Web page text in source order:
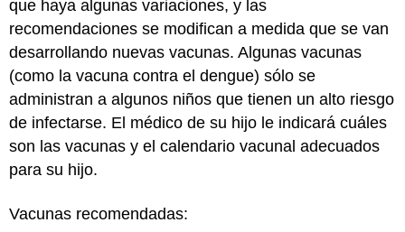
que haya algunas variaciones, y las
recomendaciones se modifican a medida que se van
desarrollando nuevas vacunas. Algunas vacunas
(como la vacuna contra el dengue) sólo se
administran a algunos niños que tienen un alto riesgo
de infectarse. El médico de su hijo le indicará cuáles
son las vacunas y el calendario vacunal adecuados
para su hijo.
Vacunas recomendadas: